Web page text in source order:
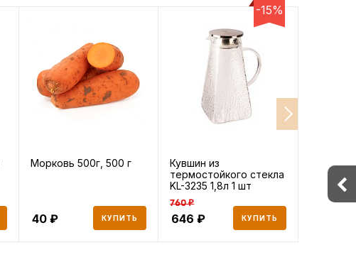
Морковь 500г, 500 г
40 КУПИТЬ
-15%
Кувшин из
термостойкого стекла
KL-3235 1,8л 1 шт
760 ₽
646 КУПИТЬ
Кувшин
KL-3233
813 ₽